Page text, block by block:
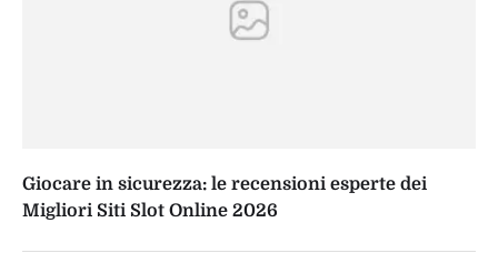
Giocare in sicurezza: le recensioni esperte dei
Migliori Siti Slot Online 2026